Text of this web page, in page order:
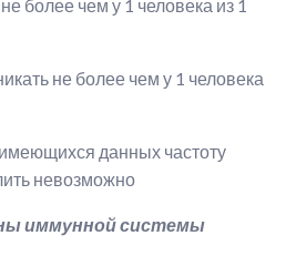
более чем у 1 человека из 1
не более чем у 1 человека
данных частоту
невозможно
иммунной системы